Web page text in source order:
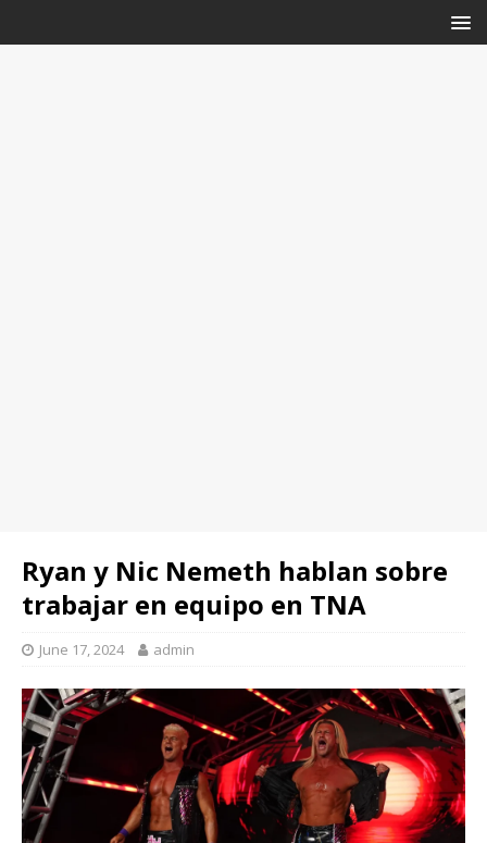
Ryan y Nic Nemeth hablan sobre
trabajar en equipo en TNA
June 17, 2024 admin